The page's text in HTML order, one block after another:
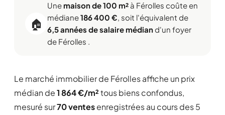
🏠
Une maison de 100 m² à Férolles coûte en
médiane186 400 €, soit l'équivalent de
6,5 années de salaire médiand'un foyer
de Férolles .
Le marché immobilier de Férolles affiche un prix
médian de1 864 €/m²tous biens confondus,
mesuré sur70 ventesenregistrées au cours des 5